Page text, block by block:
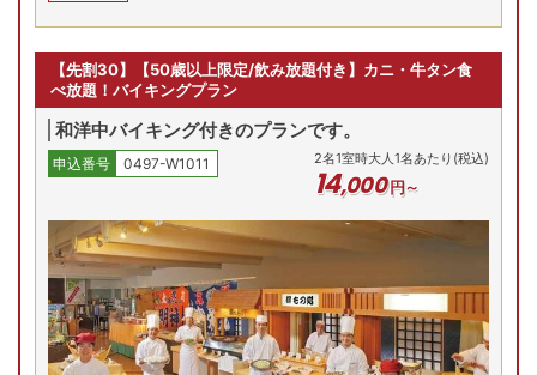
【先割30】【50歳以上限定/飲み放題付き】カニ・牛タン食
べ放題！バイキングプラン
和洋中バイキング付きのプランです。
申込番号 0497-W1011 2名1室時大人1名あたり(税込)
14,000円～